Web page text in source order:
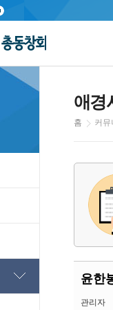
애경
홈 커뮤
윤한
관리자